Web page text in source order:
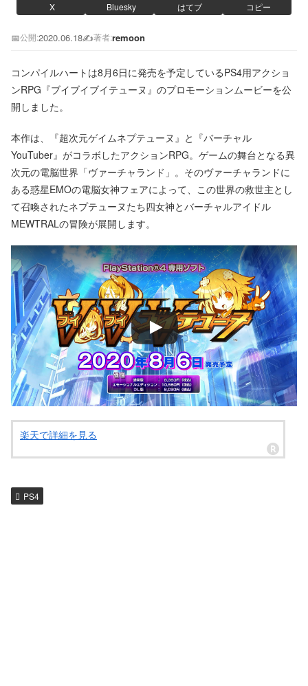
X Bluesky はてブ コピー
📅公開:2020.06.18✍️著者:remoon
コンパイルハートは8月6日に発売を予定しているPS4用アクショ
ンRPG『ブイブイブイテューヌ』のプロモーションムービーを公
開しました。
本作は、『超次元ゲイムネプテューヌ』と『バーチャル
YouTuber』がコラボしたアクションRPG。ゲームの舞台となる異
次元の電脳世界「ヴァーチャランド」。そのヴァーチャランドに
ある惑星EMOの電脳女神フェアによって、この世界の救世主とし
て召喚されたネプテューヌたち四女神とバーチャルアイドル
MEWTRALの冒険が展開します。
楽天で詳細を見る
PS4